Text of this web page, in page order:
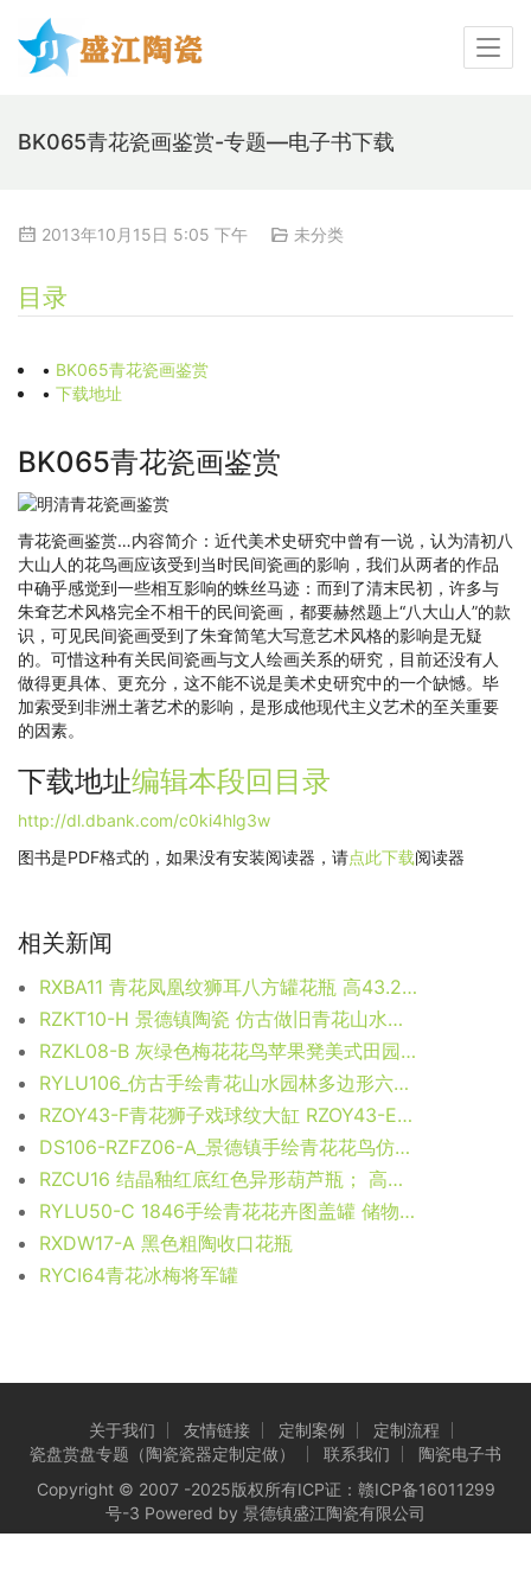
BK065青花瓷画鉴赏-专题—电子书下载
2013年10月15日 5:05 下午 未分类
目录
• BK065青花瓷画鉴赏
• 下载地址
BK065青花瓷画鉴赏
青花瓷画鉴赏…内容简介：近代美术史研究中曾有一说，认为清初八
大山人的花鸟画应该受到当时民间瓷画的影响，我们从两者的作品
中确乎感觉到一些相互影响的蛛丝马迹：而到了清末民初，许多与
朱耷艺术风格完全不相干的民间瓷画，都要赫然题上“八大山人”的款
识，可见民间瓷画受到了朱耷简笔大写意艺术风格的影响是无疑
的。可惜这种有关民间瓷画与文人绘画关系的研究，目前还没有人
做得更具体、更充分，这不能不说是美术史研究中的一个缺憾。毕
加索受到非洲土著艺术的影响，是形成他现代主义艺术的至关重要
的因素。
下载地址编辑本段回目录
http://dl.dbank.com/c0ki4hlg3w
图书是PDF格式的，如果没有安装阅读器，请点此下载阅读器
相关新闻
RXBA11 青花凤凰纹狮耳八方罐花瓶 高43.2直径26.3口径底径13.7重量5.05KG
RZKT10-H 景德镇陶瓷 仿古做旧青花山水图大罐茶叶罐
RZKL08-B 灰绿色梅花花鸟苹果凳美式田园陶瓷凳子
RYLU106_仿古手绘青花山水园林多边形六方狮子狗头将军罐储物罐客厅装饰摆设
RZOY43-F青花狮子戏球纹大缸 RZOY43-E青花花鸟纹大缸 RZOY43-D青花缠枝狮子纹大缸 RZOY43-C青花缠枝莲大缸 RZOY43-B青花蓝底仙鹤纹大缸 RZOY43-A青花龙纹大缸
DS106-RZFZ06-A_景德镇手绘青花花鸟仿古风格陶瓷台灯 卧室客厅展厅玄关装饰摆件
RZCU16 结晶釉红底红色异形葫芦瓶； 高：28.5直径：13.2口径：6.3底径：8.2重量：0.8KG
RYLU50-C 1846手绘青花花卉图盖罐 储物罐 蟋蟀罐
RXDW17-A 黑色粗陶收口花瓶
RYCI64青花冰梅将军罐
关于我们 友情链接 定制案例
定制流程
瓷盘赏盘专题（陶瓷瓷器定制定做）
联系我们
陶瓷电子书
Copyright © 2007 -2025版权所有ICP证： 赣ICP备16011299
号-3 Powered by 景德镇盛江陶瓷有限公司